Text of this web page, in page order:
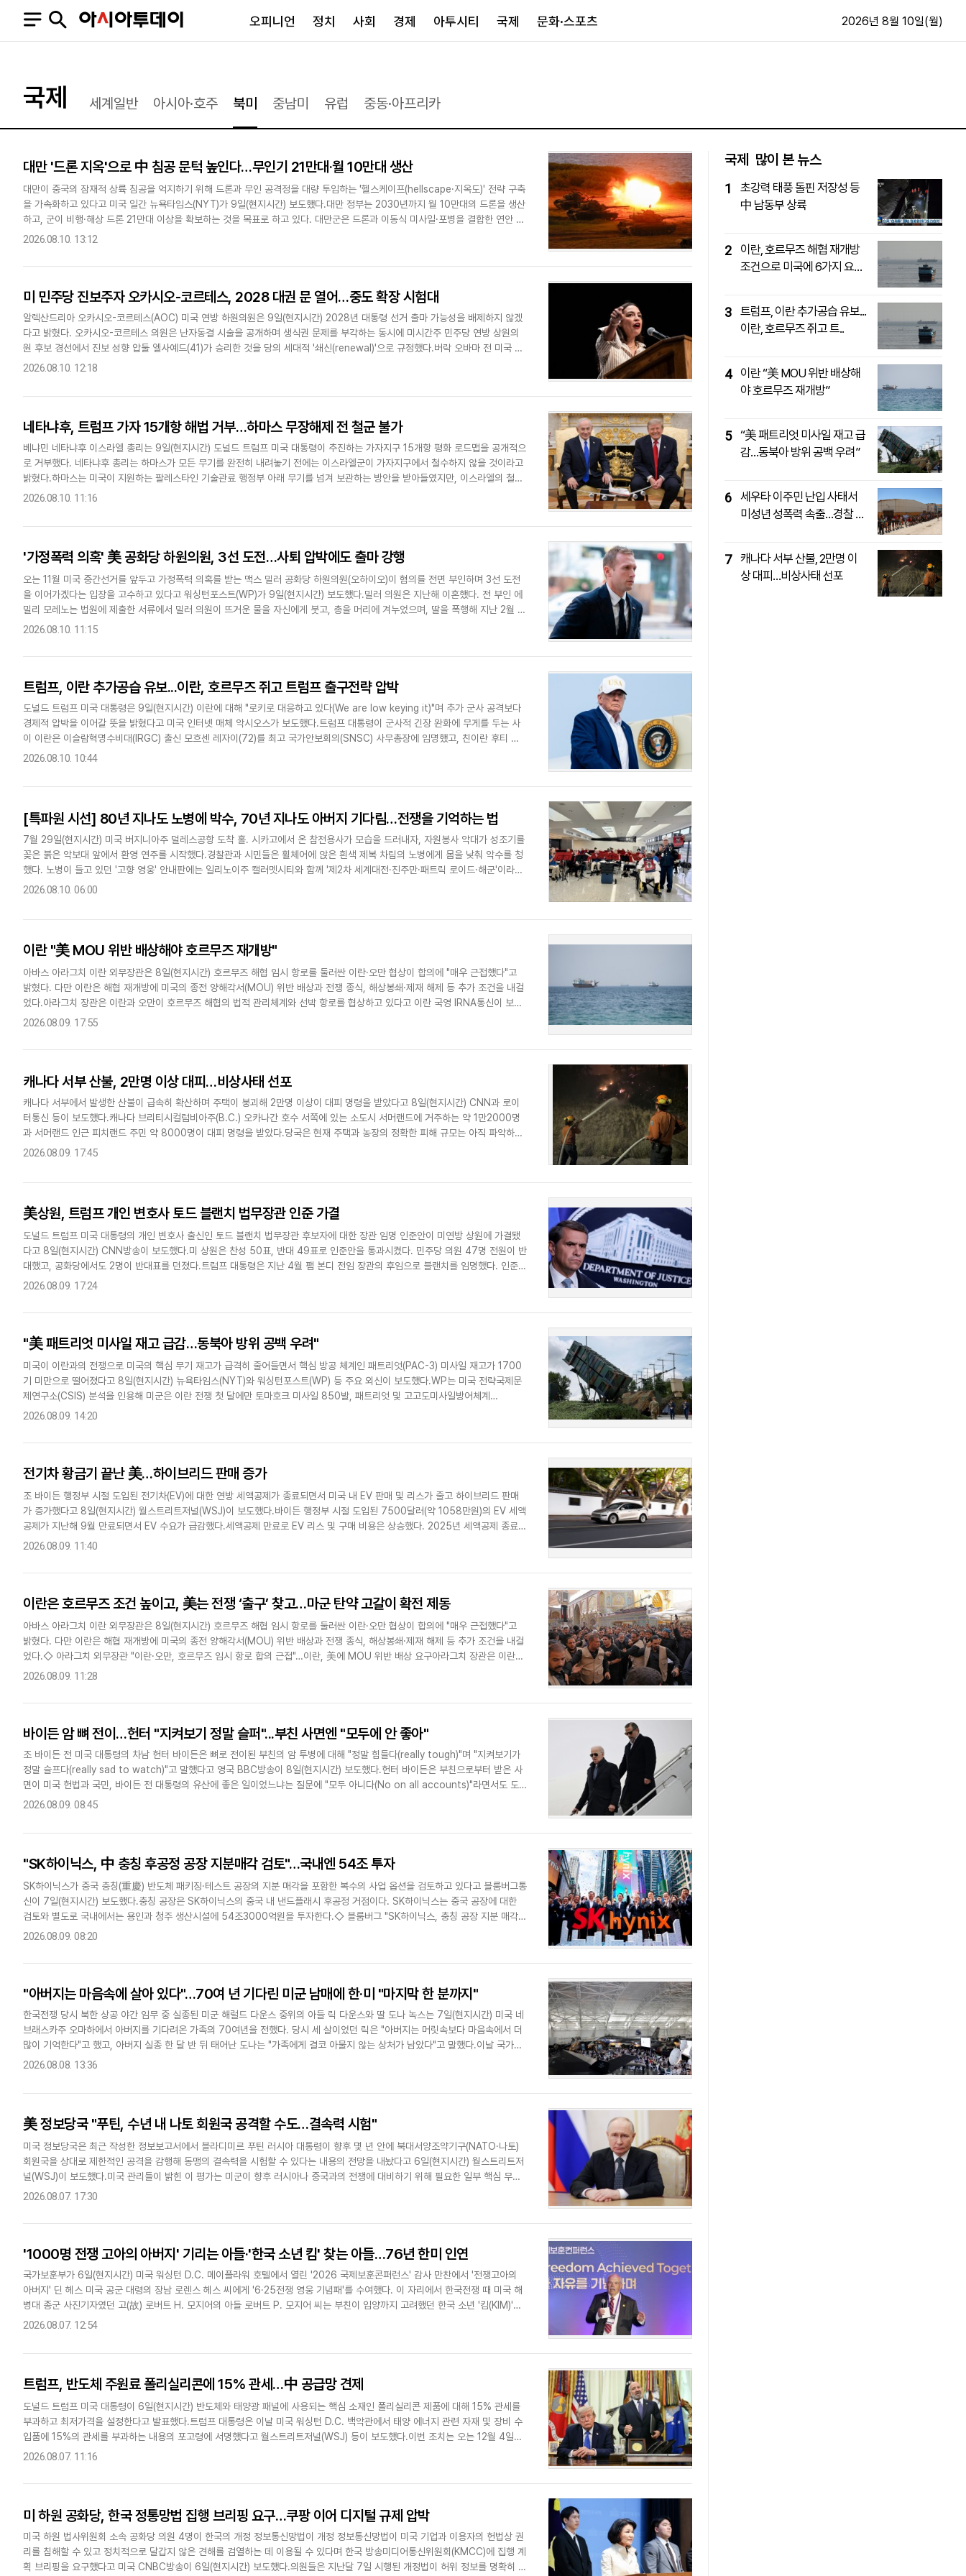
사설
피플
정치일반
북한
외교
국방
사회일반
사건·사고
교육·행정
노동·복지·환경
보건·의학
경제일반
산업
IT·과학
부동산
영남
호남
중남미
유럽
중동·아프리카
지면보기
구독신청
First Edition
알립니다
SNS 뉴스스탠드 네이버블로그 아투TV(유튜브) 페이스북 인스타그램
다국어뉴스 ENGLISH 中文 Tiếng Việt 패밀리사이트 대학동문골프최강전
오피니언 정치 사회 경제 아투시티 국제 문화·스포츠 2026년 8월 10일(월)
국제 세계일반 아시아·호주 북미 중남미 유럽 중동·아프리카
대만 '드론 지옥'으로 中 침공 문턱 높인다…무인기 21만대·월 10만대 생산
대만이 중국의 잠재적 상륙 침공을 억지하기 위해 드론과 무인 공격정을 대량 투입하는 '헬스케이프(hellscape·지옥도)' 전략 구축
을 가속화하고 있다고 미국 일간 뉴욕타임스(NYT)가 9일(현지시간) 보도했다.대만 정부는 2030년까지 월 10만대의 드론을 생산
하고, 군이 비행·해상 드론 21만대 이상을 확보하는 것을 목표로 하고 있다. 대만군은 드론과 이동식 미사일·포병을 결합한 연안 방
어 체계도 구축하고 있지만, 전문가들은 군 조직·훈..
2026.08.10. 13:12
미 민주당 진보주자 오카시오-코르테스, 2028 대권 문 열어…중도 확장 시험대
알렉산드리아 오카시오-코르테스(AOC) 미국 연방 하원의원은 9일(현지시간) 2028년 대통령 선거 출마 가능성을 배제하지 않겠
다고 밝혔다. 오카시오-코르테스 의원은 난자동결 시술을 공개하며 생식권 문제를 부각하는 동시에 미시간주 민주당 연방 상원의
원 후보 경선에서 진보 성향 압둘 엘사예드(41)가 승리한 것을 당의 세대적 '쇄신(renewal)'으로 규정했다.버락 오바마 전 미국 대
통령은 지난 7일 엘사예드 후보와 경선 경쟁자 헤일리 스티븐..
2026.08.10. 12:18
네타냐후, 트럼프 가자 15개항 해법 거부…하마스 무장해제 전 철군 불가
베냐민 네타냐후 이스라엘 총리는 9일(현지시간) 도널드 트럼프 미국 대통령이 추진하는 가자지구 15개항 평화 로드맵을 공개적으
로 거부했다. 네타냐후 총리는 하마스가 모든 무기를 완전히 내려놓기 전에는 이스라엘군이 가자지구에서 철수하지 않을 것이라고
밝혔다.하마스는 미국이 지원하는 팔레스타인 기술관료 행정부 아래 무기를 넘겨 보관하는 방안을 받아들였지만, 이스라엘의 철수
와 공격 중단이 먼저 이행돼야 한다는 입장이다. 이에 따라 하마스 무장해제와..
2026.08.10. 11:16
'가정폭력 의혹' 美 공화당 하원의원, 3선 도전…사퇴 압박에도 출마 강행
오는 11월 미국 중간선거를 앞두고 가정폭력 의혹를 받는 맥스 밀러 공화당 하원의원(오하이오)이 혐의를 전면 부인하며 3선 도전
을 이어가겠다는 입장을 고수하고 있다고 워싱턴포스트(WP)가 9일(현지시간) 보도했다.밀러 의원은 지난해 이혼했다. 전 부인 에
밀리 모레노는 법원에 제출한 서류에서 밀러 의원이 뜨거운 물을 자신에게 붓고, 총을 머리에 겨누었으며, 딸을 폭행해 지난 2월 딸
이 쇄골 골절을 입었다고 주장했다. 이에 대해 밀러 의원은 "정..
2026.08.10. 11:15
트럼프, 이란 추가공습 유보...이란, 호르무즈 쥐고 트럼프 출구전략 압박
도널드 트럼프 미국 대통령은 9일(현지시간) 이란에 대해 "로키로 대응하고 있다(We are low keying it)"며 추가 군사 공격보다
경제적 압박을 이어갈 뜻을 밝혔다고 미국 인터넷 매체 악시오스가 보도했다.트럼프 대통령이 군사적 긴장 완화에 무게를 두는 사
이 이란은 이슬람혁명수비대(IRGC) 출신 모흐센 레자이(72)를 최고 국가안보회의(SNSC) 사무총장에 임명했고, 친이란 후티 반
군은 사우디아라비아와 예멘 홍해 연안에 대한 공격..
2026.08.10. 10:44
[특파원 시선] 80년 지나도 노병에 박수, 70년 지나도 아버지 기다림…전쟁을 기억하는 법
7월 29일(현지시간) 미국 버지니아주 덜레스공항 도착 홀. 시카고에서 온 참전용사가 모습을 드러내자, 자원봉사 악대가 성조기를
꽂은 붉은 악보대 앞에서 환영 연주를 시작했다.경찰관과 시민들은 휠체어에 앉은 흰색 제복 차림의 노병에게 몸을 낮춰 악수를 청
했다. 노병이 들고 있던 '고향 영웅' 안내판에는 일리노이주 캘러멧시티와 함께 '제2차 세계대전·진주만·패트릭 로이드·해군'이라는
참전 이력이 적혀 있었다. 악대는 연주를 이어갔고 주변 사람들..
2026.08.10. 06:00
이란 "美 MOU 위반 배상해야 호르무즈 재개방"
아바스 아라그치 이란 외무장관은 8일(현지시간) 호르무즈 해협 임시 항로를 둘러싼 이란·오만 협상이 합의에 "매우 근접했다"고
밝혔다. 다만 이란은 해협 재개방에 미국의 종전 양해각서(MOU) 위반 배상과 전쟁 종식, 해상봉쇄·제재 해제 등 추가 조건을 내걸
었다.아라그치 장관은 이란과 오만이 호르무즈 해협의 법적 관리체계와 선박 항로를 협상하고 있다고 이란 국영 IRNA통신이 보도
했다. 아라그치 장관은 이란이 기존 통항분리제도(TSS)를 더..
2026.08.09. 17:55
캐나다 서부 산불, 2만명 이상 대피…비상사태 선포
캐나다 서부에서 발생한 산불이 급속히 확산하며 주택이 붕괴해 2만명 이상이 대피 명령을 받았다고 8일(현지시간) CNN과 로이
터통신 등이 보도했다.캐나다 브리티시컬럼비아주(B.C.) 오카나간 호수 서쪽에 있는 소도시 서머랜드에 거주하는 약 1만2000명
과 서머랜드 인근 피치랜드 주민 약 8000명이 대피 명령을 받았다.당국은 현재 주택과 농장의 정확한 피해 규모는 아직 파악하지
못한 상태다.이번 산불 가운데 하나인 B.C. 오카나간 지역 발드..
2026.08.09. 17:45
美상원, 트럼프 개인 변호사 토드 블랜치 법무장관 인준 가결
도널드 트럼프 미국 대통령의 개인 변호사 출신인 토드 블랜치 법무장관 후보자에 대한 장관 임명 인준안이 미연방 상원에 가결됐
다고 8일(현지시간) CNN방송이 보도했다.미 상원은 찬성 50표, 반대 49표로 인준안을 통과시켰다. 민주당 의원 47명 전원이 반
대했고, 공화당에서도 2명이 반대표를 던졌다.트럼프 대통령은 지난 4월 팸 본디 전임 장관의 후임으로 블랜치를 임명했다. 인준
이후에는 트럼프 대통령의 정적들에 대한 보복성 조사 강화 및 트..
2026.08.09. 17:24
"美 패트리엇 미사일 재고 급감…동북아 방위 공백 우려"
미국이 이란과의 전쟁으로 미국의 핵심 무기 재고가 급격히 줄어들면서 핵심 방공 체계인 패트리엇(PAC-3) 미사일 재고가 1700
기 미만으로 떨어졌다고 8일(현지시간) 뉴욕타임스(NYT)와 워싱턴포스트(WP) 등 주요 외신이 보도했다.WP는 미국 전략국제문
제연구소(CSIS) 분석을 인용해 미군은 이란 전쟁 첫 달에만 토마호크 미사일 850발, 패트리엇 및 고고도미사일방어체계
(THAAD·사드) 요격 미사일 1000발 이상, 전술 탄도미사일 13..
2026.08.09. 14:20
전기차 황금기 끝난 美…하이브리드 판매 증가
조 바이든 행정부 시절 도입된 전기차(EV)에 대한 연방 세액공제가 종료되면서 미국 내 EV 판매 및 리스가 줄고 하이브리드 판매
가 증가했다고 8일(현지시간) 월스트리트저널(WSJ)이 보도했다.바이든 행정부 시절 도입된 7500달러(약 1058만원)의 EV 세액
공제가 지난해 9월 만료되면서 EV 수요가 급감했다.세액공제 만료로 EV 리스 및 구매 비용은 상승했다. 2025년 세액공제 종료
직전 EV 리스료는 평균 월 538달러(약 76만원)까..
2026.08.09. 11:40
이란은 호르무즈 조건 높이고, 美는 전쟁 ‘출구’ 찾고…마군 탄약 고갈이 확전 제동
아바스 아라그치 이란 외무장관은 8일(현지시간) 호르무즈 해협 임시 항로를 둘러싼 이란·오만 협상이 합의에 "매우 근접했다"고
밝혔다. 다만 이란은 해협 재개방에 미국의 종전 양해각서(MOU) 위반 배상과 전쟁 종식, 해상봉쇄·제재 해제 등 추가 조건을 내걸
었다.◇ 아라그치 외무장관 "이란·오만, 호르무즈 임시 항로 합의 근접"…이란, 美에 MOU 위반 배상 요구아라그치 장관은 이란과
오만이 호르무즈 해협의 법적 관리체계와 선박 항로를 협상하..
2026.08.09. 11:28
바이든 암 뼈 전이…헌터 "지켜보기 정말 슬퍼"...부친 사면엔 "모두에 안 좋아"
조 바이든 전 미국 대통령의 차남 헌터 바이든은 뼈로 전이된 부친의 암 투병에 대해 "정말 힘들다(really tough)"며 "지켜보기가
정말 슬프다(really sad to watch)"고 말했다고 영국 BBC방송이 8일(현지시간) 보도했다.헌터 바이든은 부친으로부터 받은 사
면이 미국 헌법과 국민, 바이든 전 대통령의 유산에 좋은 일이었느냐는 질문에 "모두 아니다(No on all accounts)"라면서도 도
널드 트럼프 대통령이 정치적..
2026.08.09. 08:45
"SK하이닉스, 中 충칭 후공정 공장 지분매각 검토"…국내엔 54조 투자
SK하이닉스가 중국 충칭(重慶) 반도체 패키징·테스트 공장의 지분 매각을 포함한 복수의 사업 옵션을 검토하고 있다고 블룸버그통
신이 7일(현지시간) 보도했다.충칭 공장은 SK하이닉스의 중국 내 낸드플래시 후공정 거점이다. SK하이닉스는 중국 공장에 대한
검토와 별도로 국내에서는 용인과 청주 생산시설에 54조3000억원을 투자한다.◇ 블룸버그 "SK하이닉스, 충칭 공장 지분 매각
검토…가치 30억달러 거론"블룸버그는 소식통들을 인용해 SK하이닉스..
2026.08.09. 08:20
"아버지는 마음속에 살아 있다"…70여 년 기다린 미군 남매에 한·미 "마지막 한 분까지"
한국전쟁 당시 북한 상공 야간 임무 중 실종된 미군 해럴드 다운스 중위의 아들 릭 다운스와 딸 도나 녹스는 7일(현지시간) 미국 네
브래스카주 오마하에서 아버지를 기다려온 가족의 70여년을 전했다. 당시 세 살이었던 릭은 "아버지는 머릿속보다 마음속에서 더
많이 기억한다"고 했고, 아버지 실종 한 달 반 뒤 태어난 도나는 "가족에게 결코 아물지 않는 상처가 남았다"고 말했다.이날 국가보
훈부와 미국 국방부(전쟁부) 전쟁포로·실종자 확인국(Defe..
2026.08.08. 13:36
美 정보당국 "푸틴, 수년 내 나토 회원국 공격할 수도…결속력 시험"
미국 정보당국은 최근 작성한 정보보고서에서 블라디미르 푸틴 러시아 대통령이 향후 몇 년 안에 북대서양조약기구(NATO·나토)
회원국을 상대로 제한적인 공격을 감행해 동맹의 결속력을 시험할 수 있다는 내용의 전망을 내놨다고 6일(현지시간) 월스트리트저
널(WSJ)이 보도했다.미국 관리들이 밝힌 이 평가는 미군이 향후 러시아나 중국과의 전쟁에 대비하기 위해 필요한 일부 핵심 무기
가 부족한 상황에서 나왔다.미국은 러시아의 침공에 맞서고 있는 우크라이..
2026.08.07. 17:30
'1000명 전쟁 고아의 아버지' 기리는 아들·'한국 소년 킴' 찾는 아들…76년 한미 인연
국가보훈부가 6일(현지시간) 미국 워싱턴 D.C. 메이플라워 호텔에서 열린 '2026 국제보훈콘퍼런스' 감사 만찬에서 '전쟁고아의
아버지' 딘 헤스 미국 공군 대령의 장남 로렌스 헤스 씨에게 '6·25전쟁 영웅 기념패'를 수여했다. 이 자리에서 한국전쟁 때 미국 해
병대 종군 사진기자였던 고(故) 로버트 H. 모지어의 아들 로버트 P. 모지어 씨는 부친이 입양까지 고려했던 한국 소년 '킴(KIM)'을
찾아달라고 호소했다.강윤진 국가보훈부 차관은..
2026.08.07. 12:54
트럼프, 반도체 주원료 폴리실리콘에 15% 관세…中 공급망 견제
도널드 트럼프 미국 대통령이 6일(현지시간) 반도체와 태양광 패널에 사용되는 핵심 소재인 폴리실리콘 제품에 대해 15% 관세를
부과하고 최저가격을 설정한다고 발표했다.트럼프 대통령은 이날 미국 워싱턴 D.C. 백악관에서 태양 에너지 관련 자재 및 장비 수
입품에 15%의 관세를 부과하는 내용의 포고령에 서명했다고 월스트리트저널(WSJ) 등이 보도했다.이번 조치는 오는 12월 4일부
터 발효되며 미국에 제조 시설을 건설하기로 약속하는 기업은 관세..
2026.08.07. 11:16
미 하원 공화당, 한국 정통망법 집행 브리핑 요구…쿠팡 이어 디지털 규제 압박
미국 하원 법사위원회 소속 공화당 의원 4명이 한국의 개정 정보통신망법이 개정 정보통신망법이 미국 기업과 이용자의 헌법상 권
리를 침해할 수 있고 정치적으로 달갑지 않은 견해를 검열하는 데 이용될 수 있다며 한국 방송미디어통신위원회(KMCC)에 집행 계
획 브리핑을 요구했다고 미국 CNBC방송이 6일(현지시간) 보도했다.의원들은 지난달 7일 시행된 개정법이 허위 정보를 명확히 정
국제 많이 본 뉴스
1
초강력 태풍 돌핀 저장성 등
中 남동부 상륙
2
이란, 호르무즈 해협 재개방
조건으로 미국에 6가지 요
3 트럼프, 이란 추가공습 유보...
이란, 호르무즈 쥐고 트..
4
이란 “美 MOU 위반 배상해
야 호르무즈 재개방”
5 “美 패트리엇 미사일 재고 급
감…동북아 방위 공백 우려”
6 세우타 이주민 난입 사태서
미성년 성폭력 속출…경찰 수
7
캐나다 서부 산불, 2만명 이
상 대피…비상사태 선포